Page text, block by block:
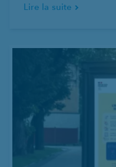
Lire la suite